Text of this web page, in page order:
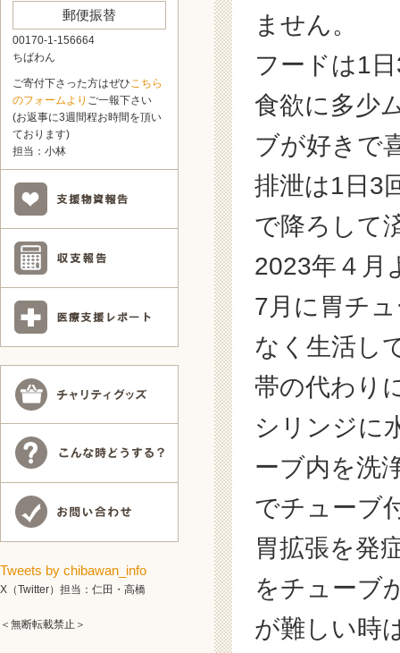
ません。
フードは1
食欲に多少
ブが好きで
排泄は1日3
で降ろして
2023年４月
7月に胃チ
なく生活し
帯の代わり
シリンジに
ーブ内を洗
でチューブ
胃拡張を発
をチューブ
が難しい時
郵便振替
00170-1-156664
ちばわん
ご寄付下さった方はぜひこちら
のフォームより ご一報下さい
(お返事に3週間程お時間を頂い
ております)
担当：小林
Tweets by chibawan_info
X（Twitter）担当：仁田・高橋
＜無断転載禁止＞